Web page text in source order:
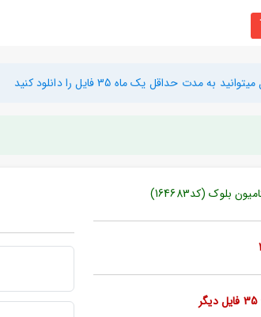
حداقل یک ماه 35 فایل را دانلود کنید
(کد164683)